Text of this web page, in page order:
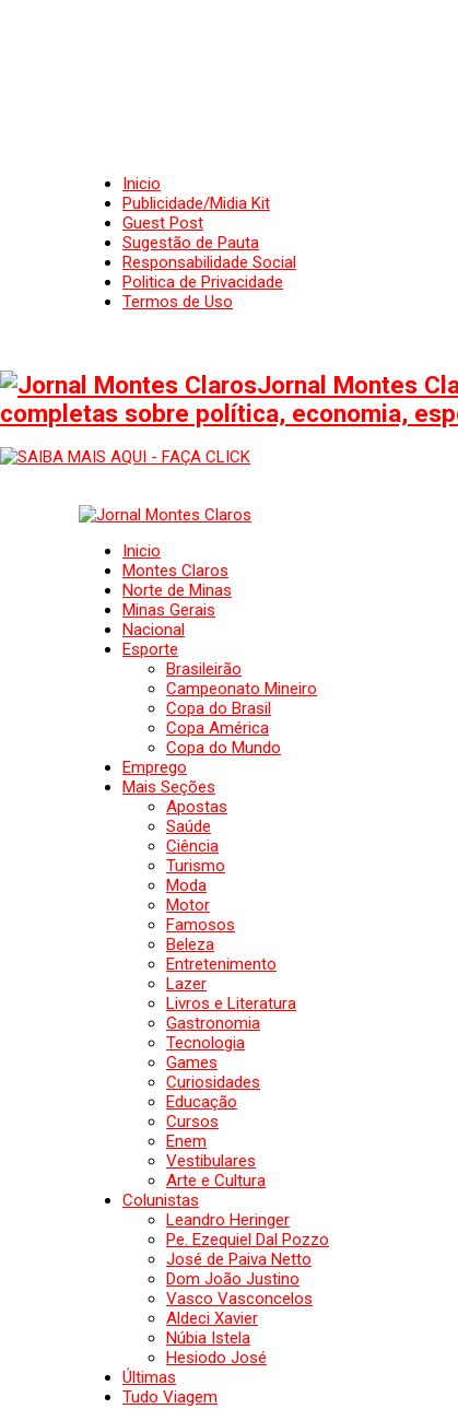
Inicio
Publicidade/Midia Kit
Guest Post
Sugestão de Pauta
Responsabilidade Social
Politica de Privacidade
Termos de Uso
Jornal Montes
completas sobre política, economia,
Inicio
Montes Claros
Norte de Minas
Minas Gerais
Nacional
Esporte
Brasileirão
Campeonato Mineiro
Copa do Brasil
Copa América
Copa do Mundo
Emprego
Mais Seções
Apostas
Saúde
Ciência
Turismo
Moda
Motor
Famosos
Beleza
Entretenimento
Lazer
Livros e Literatura
Gastronomia
Tecnologia
Games
Curiosidades
Educação
Cursos
Enem
Vestibulares
Arte e Cultura
Colunistas
Leandro Heringer
Pe. Ezequiel Dal Pozzo
José de Paiva Netto
Dom João Justino
Vasco Vasconcelos
Aldeci Xavier
Núbia Istela
Hesiodo José
Últimas
Tudo Viagem